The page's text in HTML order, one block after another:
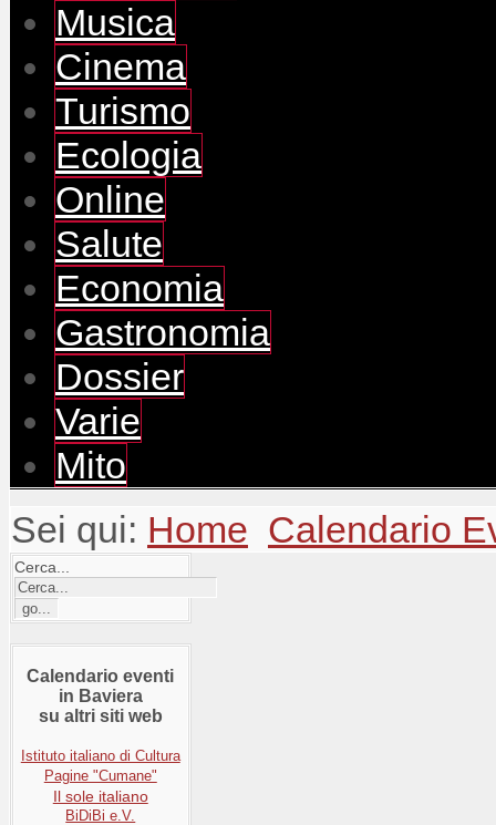
Musica
Cinema
Turismo
Ecologia
Online
Salute
Economia
Gastronomia
Dossier
Varie
Mito
Sei qui: Home Calendario
Cerca...
Calendario eventi
in Baviera
su altri siti web
Istituto italiano di Cultura
Pagine "Cumane"
Il sole italiano
BiDiBi e.V.